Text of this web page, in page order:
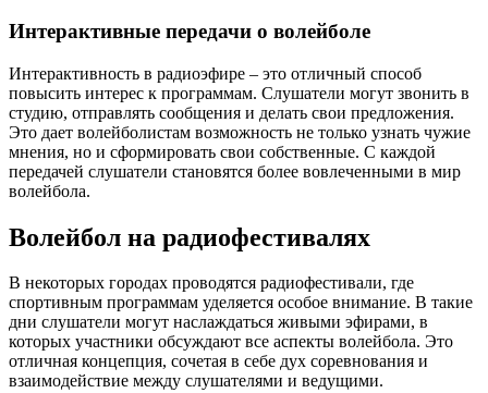
Интерактивные передачи о волейболе
Интерактивность в радиоэфире – это отличный способ
повысить интерес к программам. Слушатели могут звонить в
студию, отправлять сообщения и делать свои предложения.
Это дает волейболистам возможность не только узнать чужие
мнения, но и сформировать свои собственные. С каждой
передачей слушатели становятся более вовлеченными в мир
волейбола.
Волейбол на радиофестивалях
В некоторых городах проводятся радиофестивали, где
спортивным программам уделяется особое внимание. В такие
дни слушатели могут наслаждаться живыми эфирами, в
которых участники обсуждают все аспекты волейбола. Это
отличная концепция, сочетая в себе дух соревнования и
взаимодействие между слушателями и ведущими.